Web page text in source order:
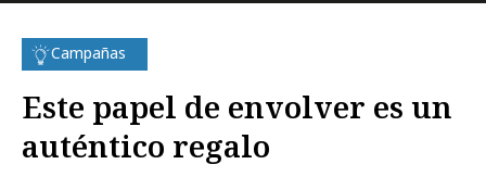
Campañas
Este papel de envolver es un
auténtico regalo